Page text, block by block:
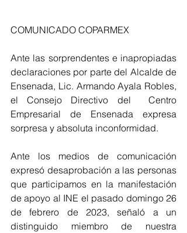
COMUNICADO COPARMEX
Ante las sorprendentes e inapropiadas
declaraciones por parte del Alcalde de
Ensenada, Lic. Armando Ayala Robles,
el Consejo Directivo del  Centro
Empresarial de Ensenada expresa
sorpresa y absoluta inconformidad.
Ante los medios de comunicación
expresó desaprobación a las personas
que participamos en la manifestación
de apoyo al INE el pasado domingo 26
de febrero de 2023, señaló a un
distinguido miembro de nuestra